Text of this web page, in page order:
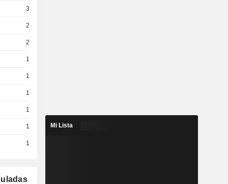
3
2
2
1
1
1
1
1
1
Mi Lista